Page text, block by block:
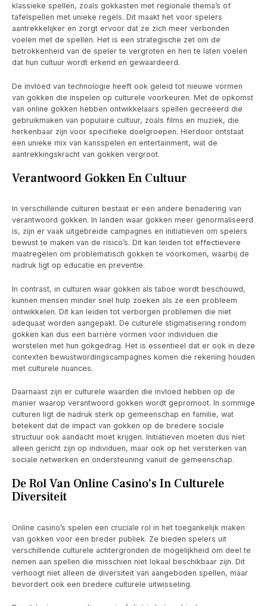
klassieke spellen, zoals gokkasten met regionale thema’s of
tafelspellen met unieke regels. Dit maakt het voor spelers
aantrekkelijker en zorgt ervoor dat ze zich meer verbonden
voelen met de spellen. Het is een strategische zet om de
betrokkenheid van de speler te vergroten en hen te laten voelen
dat hun cultuur wordt erkend en gewaardeerd.
De invloed van technologie heeft ook geleid tot nieuwe vormen
van gokken die inspelen op culturele voorkeuren. Met de opkomst
van online gokken hebben ontwikkelaars spellen gecreëerd die
gebruikmaken van populaire cultuur, zoals films en muziek, die
herkenbaar zijn voor specifieke doelgroepen. Hierdoor ontstaat
een unieke mix van kansspelen en entertainment, wat de
aantrekkingskracht van gokken vergroot.
Verantwoord Gokken En Cultuur
In verschillende culturen bestaat er een andere benadering van
verantwoord gokken. In landen waar gokken meer genormaliseerd
is, zijn er vaak uitgebreide campagnes en initiatieven om spelers
bewust te maken van de risico’s. Dit kan leiden tot effectievere
maatregelen om problematisch gokken te voorkomen, waarbij de
nadruk ligt op educatie en preventie.
In contrast, in culturen waar gokken als taboe wordt beschouwd,
kunnen mensen minder snel hulp zoeken als ze een probleem
ontwikkelen. Dit kan leiden tot verborgen problemen die niet
adequaat worden aangepakt. De culturele stigmatisering rondom
gokken kan dus een barrière vormen voor individuen die
worstelen met hun gokgedrag. Het is essentieel dat er ook in deze
contexten bewustwordingscampagnes komen die rekening houden
met culturele nuances.
Daarnaast zijn er culturele waarden die invloed hebben op de
manier waarop verantwoord gokken wordt gepromoot. In sommige
culturen ligt de nadruk sterk op gemeenschap en familie, wat
betekent dat de impact van gokken op de bredere sociale
structuur ook aandacht moet krijgen. Initiatieven moeten dus niet
alleen gericht zijn op individuen, maar ook op het versterken van
sociale netwerken en ondersteuning vanuit de gemeenschap.
De Rol Van Online Casino’s In Culturele
Diversiteit
Online casino’s spelen een cruciale rol in het toegankelijk maken
van gokken voor een breder publiek. Ze bieden spelers uit
verschillende culturele achtergronden de mogelijkheid om deel te
nemen aan spellen die misschien niet lokaal beschikbaar zijn. Dit
verhoogt niet alleen de diversiteit van aangeboden spellen, maar
bevordert ook een bredere culturele uitwisseling.